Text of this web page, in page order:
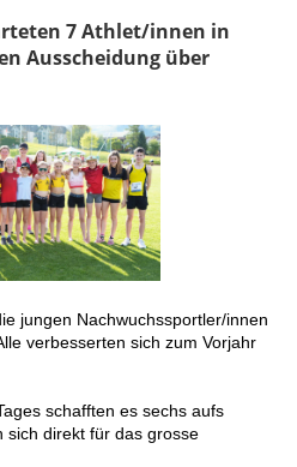
7 Athlet/innen in
Ausscheidung über
jungen Nachwuchssportler/innen
verbesserten sich zum Vorjahr
schafften es sechs aufs
sich direkt für das grosse